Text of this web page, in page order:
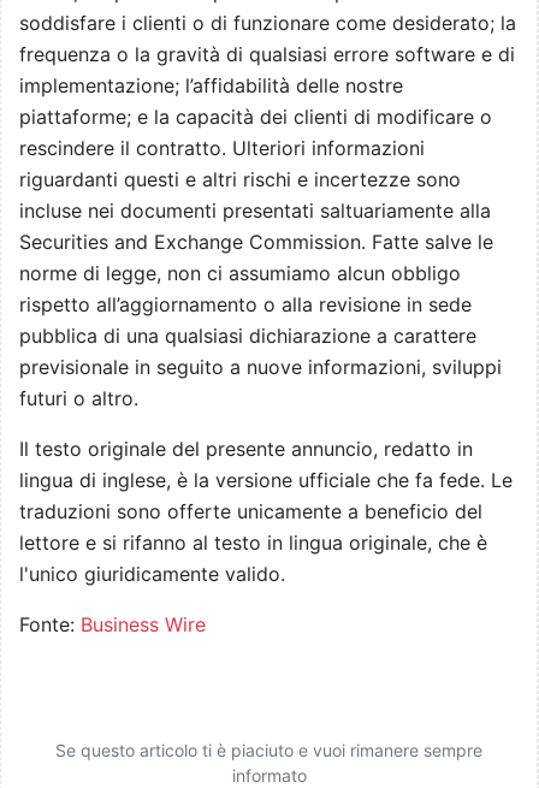
soddisfare i clienti o di funzionare come desiderato; la
frequenza o la gravità di qualsiasi errore software e di
implementazione; l’affidabilità delle nostre
piattaforme; e la capacità dei clienti di modificare o
rescindere il contratto. Ulteriori informazioni
riguardanti questi e altri rischi e incertezze sono
incluse nei documenti presentati saltuariamente alla
Securities and Exchange Commission. Fatte salve le
norme di legge, non ci assumiamo alcun obbligo
rispetto all’aggiornamento o alla revisione in sede
pubblica di una qualsiasi dichiarazione a carattere
previsionale in seguito a nuove informazioni, sviluppi
futuri o altro.
Il testo originale del presente annuncio, redatto in
lingua di inglese, è la versione ufficiale che fa fede. Le
traduzioni sono offerte unicamente a beneficio del
lettore e si rifanno al testo in lingua originale, che è
l'unico giuridicamente valido.
Fonte: Business Wire
Se questo articolo ti è piaciuto e vuoi rimanere sempre
informato